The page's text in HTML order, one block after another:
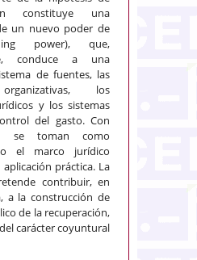
constituye una
un nuevo poder de
power), que,
conduce a una
de fuentes, las
los
y los sistemas
del gasto. Con
se toman como
el marco jurídico
práctica. La
contribuir, en
a la construcción de
de la recuperación,
carácter coyuntural